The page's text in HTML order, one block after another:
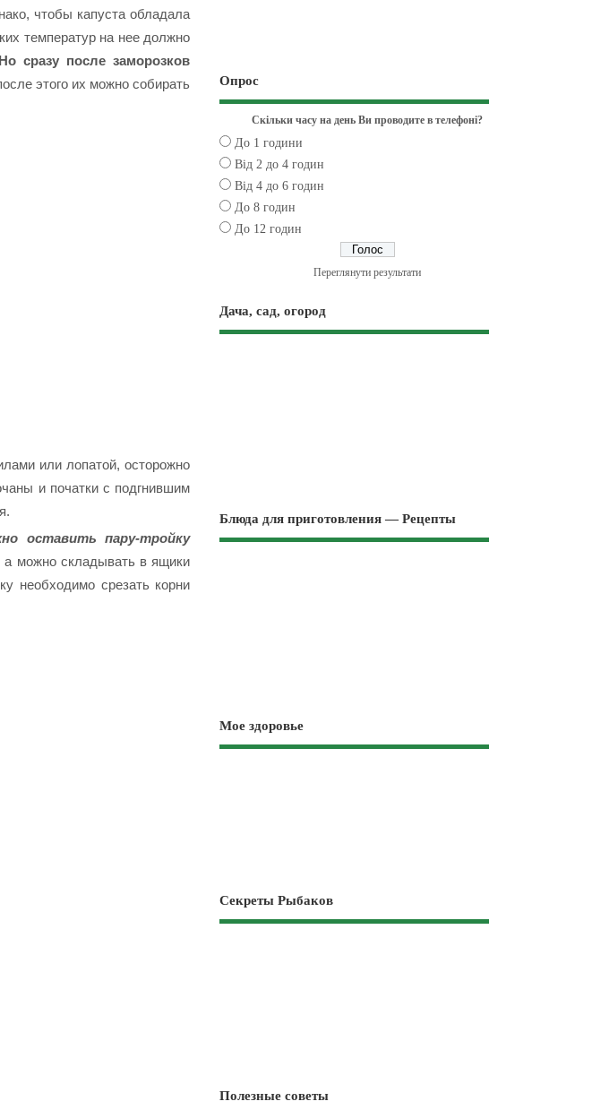
чтобы капуста обладала
температур на нее должно
Но сразу после заморозков
этого их можно собирать
или лопатой, осторожно
и початки с подгнившим
оставить пару-тройку
а можно складывать в ящики
необходимо срезать корни
Опрос
Скільки часу на день Ви проводите в телефоні?
До 1 години
Від 2 до 4 годин
Від 4 до 6 годин
До 8 годин
До 12 годин
Переглянути результати
Дача, сад, огород
Блюда для приготовления — Рецепты
Мое здоровье
Секреты Рыбаков
Полезные советы